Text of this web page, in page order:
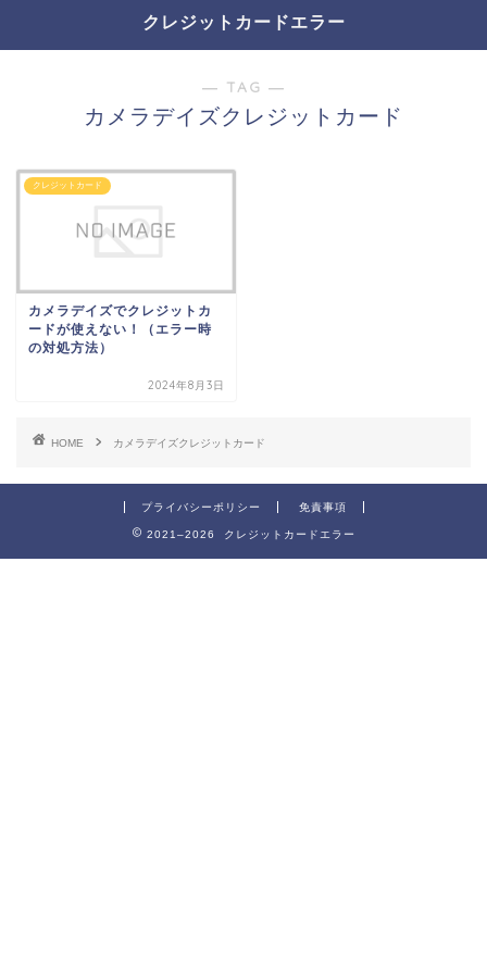
クレジットカードエラー
― TAG ―
カメラデイズクレジットカード
クレジットカード
カメラデイズでクレジットカ
ードが使えない！（エラー時
の対処方法）
2024年8月3日
HOME カメラデイズクレジットカード
プライバシーポリシー 免責事項
2021–2026 クレジットカードエラー